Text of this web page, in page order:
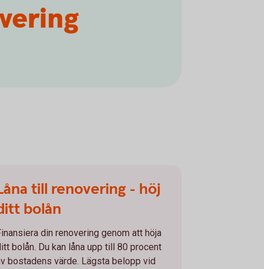
till renovering - höj
bolån
din renovering genom att höja
bolån. Du kan låna upp till 80 procent
bostadens värde. Lägsta belopp vid